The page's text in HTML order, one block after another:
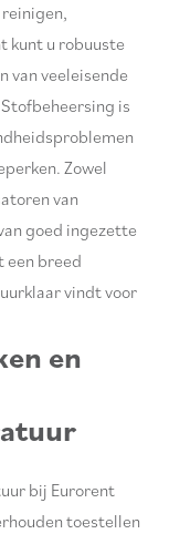
kunt u robuuste
van veeleisende
is
Zowel
van
goed ingezette
een breed
vindt voor
en
bij Eurorent
toestellen